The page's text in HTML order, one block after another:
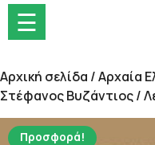
☰
Αρχική σελίδα /Αρχαία
Στέφανος Βυζάντιος/
Προσφορά!